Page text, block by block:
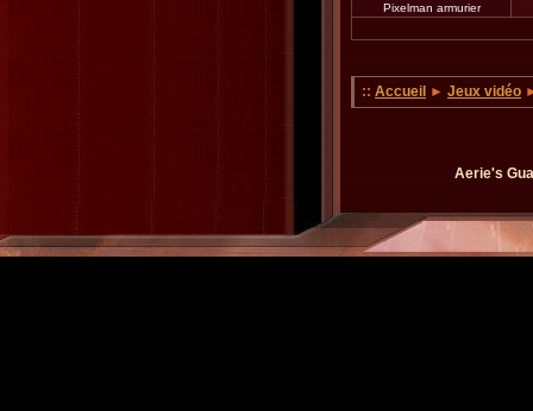
Pixelman armurier
:: Accueil ► Jeux vidéo
Aerie's